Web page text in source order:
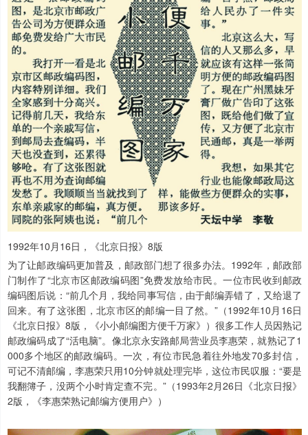
1992年10月16日，《北京日报》8版
为了让邮政编码更加普及，邮政部门想了很多办法。1992年，邮政部
门制作了“北京市区邮政编码图”免费发放给市民。一位市民收到邮政
编码图后说：“前几个月，我给同事写信，由于邮编弄错了，又给退了
回来。有了这张图，北京市区的邮编一目了然。”（1992年10月16日
《北京日报》8版，《小小邮编图方便千万家》）很多工作人员因熟记
邮政编码成了“活电脑”。像北京永安路邮局营业员李惠荣，就熟记了1
000多个地区的邮政编码。一次，有位市民急着往外地发70多封信，
可记不清邮编，李惠荣只用10分钟就处理完毕，这位市民叹服：“要是
我翻簿子，没两个小时肯定查不完。”（1993年2月26日《北京日报》
2版，《李惠荣熟记邮编方便用户》）